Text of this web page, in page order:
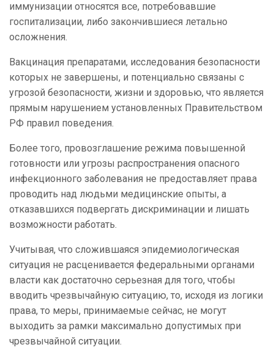
иммунизации относятся все, потребовавшие
госпитализации, либо закончившиеся летально
осложнения.
Вакцинация препаратами, исследования безопасности
которых не завершены, и потенциально связаны с
угрозой безопасности, жизни и здоровью, что является
прямым нарушением установленных Правительством
РФ правил поведения.
Более того, провозглашение режима повышенной
готовности или угрозы распространения опасного
инфекционного заболевания не предоставляет права
проводить над людьми медицинские опыты, а
отказавшихся подвергать дискриминации и лишать
возможности работать.
Учитывая, что сложившаяся эпидемиологическая
ситуация не расценивается федеральными органами
власти как достаточно серьезная для того, чтобы
вводить чрезвычайную ситуацию, то, исходя из логики
права, то меры, принимаемые сейчас, не могут
выходить за рамки максимально допустимых при
чрезвычайной ситуации.